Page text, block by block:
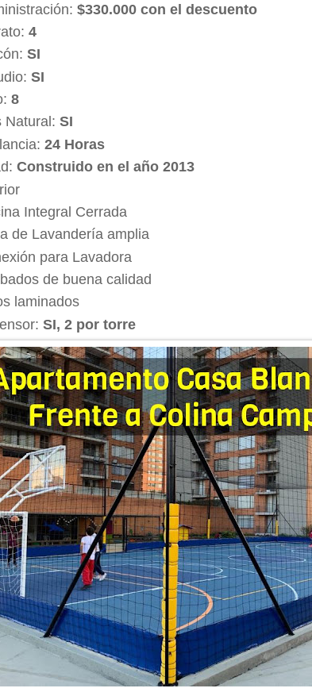
$330.000 con el descuento
4
SI
SI
8
Natural: SI
24 Horas
Construido en el año 2013
Integral Cerrada
de Lavandería amplia
para Lavadora
de buena calidad
laminados
SI, 2 por torre